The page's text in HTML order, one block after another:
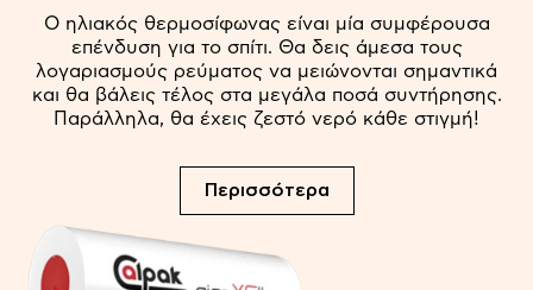
Ο ηλιακός θερμοσίφωνας είναι μία συμφέρουσα
επένδυση για το σπίτι. Θα δεις άμεσα τους
λογαριασμούς ρεύματος να μειώνονται σημαντικά
και θα βάλεις τέλος στα μεγάλα ποσά συντήρησης.
Παράλληλα, θα έχεις ζεστό νερό κάθε στιγμή!
Περισσότερα